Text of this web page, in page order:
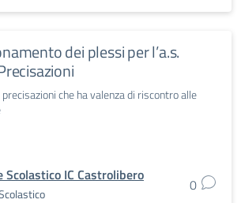
dei plessi per l’a.s.
che ha valenza di riscontro alle
Scolastico IC Castrolibero
0